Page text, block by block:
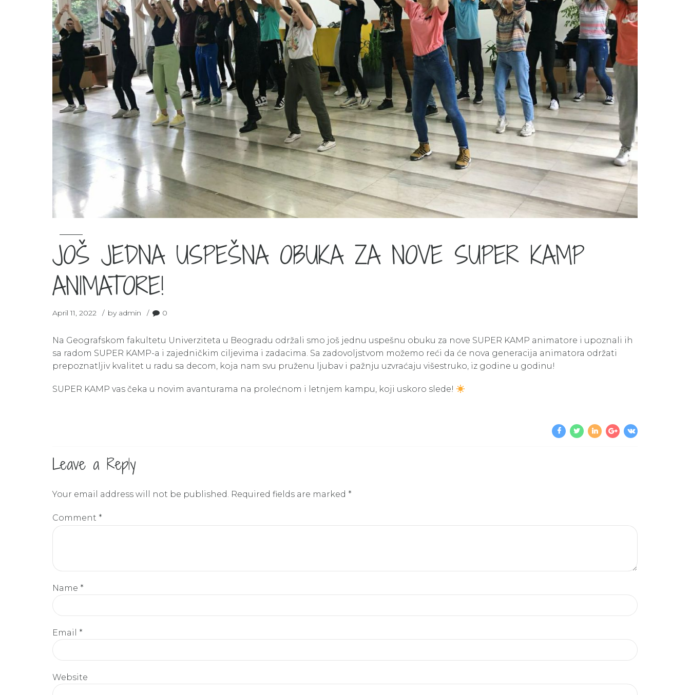
JOŠ JEDNA USPEŠNA OBUKA ZA NOVE SUPER KAMP
ANIMATORE!
April 11, 2022 by admin 0
Na Geografskom fakultetu Univerziteta u Beogradu održali smo još jednu uspešnu obuku za nove SUPER KAMP animatore i upoznali ih
sa radom SUPER KAMP-a i zajedničkim ciljevima i zadacima. Sa zadovoljstvom možemo reći da će nova generacija animatora održati
prepoznatljiv kvalitet u radu sa decom, koja nam svu pruženu ljubav i pažnju uzvraćaju višestruko, iz godine u godinu!
SUPER KAMP vas čeka u novim avanturama na prolećnom i letnjem kampu, koji uskoro slede!
Leave a Reply
Your email address will not be published. Required fields are marked *
Comment *
Name *
Email *
Website